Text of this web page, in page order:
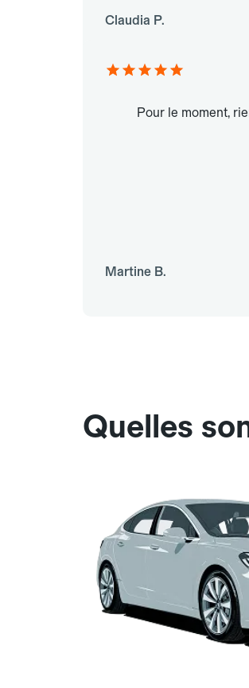
Claudia P.
Pour le moment,
Martine B.
Quelles